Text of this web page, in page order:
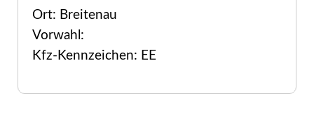
Ort: Breitenau
Vorwahl:
Kfz-Kennzeichen: EE